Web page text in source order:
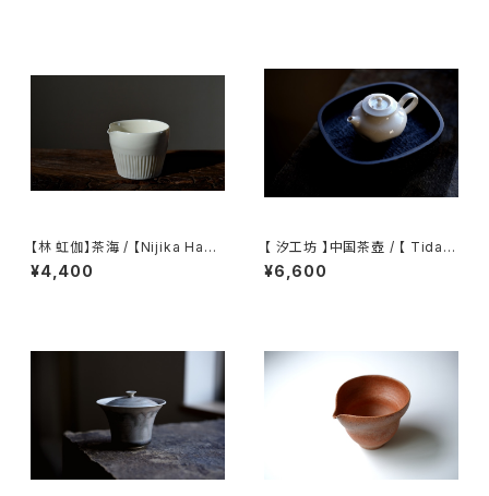
【林 虹伽】茶海 / 【Nijika Haya
shi 】tea pitcher
¥4,400
【 汐工坊 】中国茶壺 / 【 Tidal
Atelier 】Chinese teapot
¥6,600